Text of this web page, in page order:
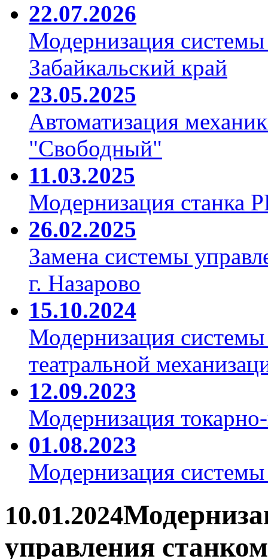
22.07.2026
Модернизация
Забайкальский край
23.05.2025
Автоматизация
"Свободный"
11.03.2025
Модернизация станка
26.02.2025
Замена системы
г. Назарово
15.10.2024
Модернизация
театральной
12.09.2023
Модернизация
01.08.2023
Модернизация
10.01.2024
управления